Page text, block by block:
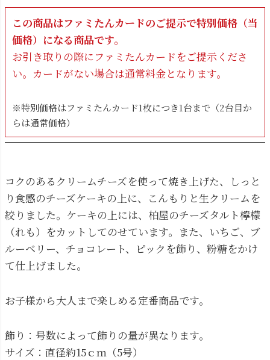
この商品はファミたんカードのご提示で特別価格（当
価格）になる商品です。
お引き取りの際にファミたんカードをご提示くださ
い。カードがない場合は通常料金となります。
※特別価格はファミたんカード1枚につき1台まで（2台目か
らは通常価格）
コクのあるクリームチーズを使って焼き上げた、しっと
り食感のチーズケーキの上に、こんもりと生クリームを
絞りました。ケーキの上には、柏屋のチーズタルト檸檬
（れも）をカットしてのせています。また、いちご、ブ
ルーベリー、チョコレート、ピックを飾り、粉糖をかけ
て仕上げました。
お子様から大人まで楽しめる定番商品です。
飾り：号数によって飾りの量が異なります。
サイズ：直径約15ｃｍ（5号）